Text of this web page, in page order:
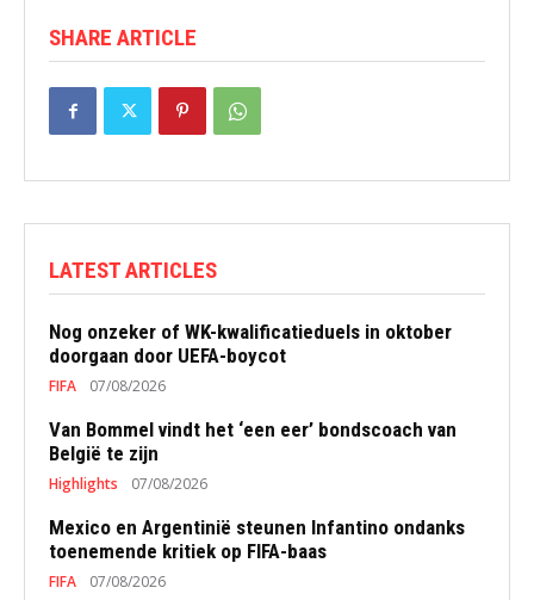
SHARE ARTICLE
LATEST ARTICLES
Nog onzeker of WK-kwalificatieduels in oktober
doorgaan door UEFA-boycot
FIFA 07/08/2026
Van Bommel vindt het ‘een eer’ bondscoach van
België te zijn
Highlights 07/08/2026
Mexico en Argentinië steunen Infantino ondanks
toenemende kritiek op FIFA-baas
FIFA 07/08/2026